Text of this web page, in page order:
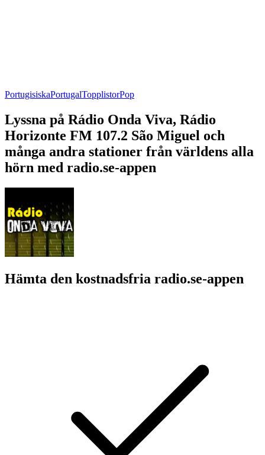
PortugisiskaPortugalTopplistorPop
Lyssna på Rádio Onda Viva, Rádio
Horizonte FM 107.2 São Miguel och
många andra stationer från världens alla
hörn med radio.se-appen
Hämta den kostnadsfria radio.se-appen